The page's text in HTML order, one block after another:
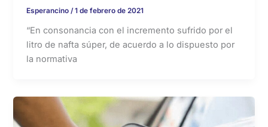
Esperancino/1 de febrero de 2021
“En consonancia con el incremento sufrido por el
litro de nafta súper, de acuerdo a lo dispuesto por
la normativa